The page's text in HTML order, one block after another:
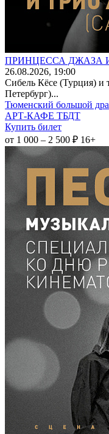
ПРИНЦЕССА ДЖАЗА
26.08.2026, 19:00
Сибель Кёсе (Турция) и
Петербург)...
Тюменский большой
АРТ-КАФЕ ТБДТ
Купить билет
от 1 000 – 2 500 ₽ 16+